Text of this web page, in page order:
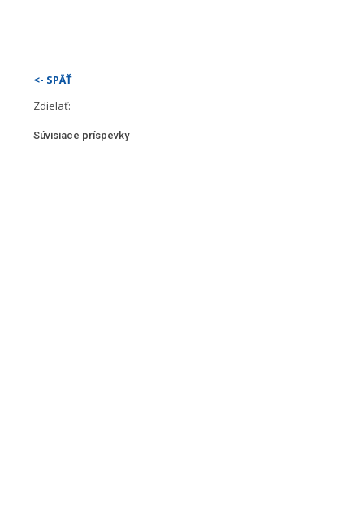
<- SPÄŤ
Zdielať:
Súvisiace príspevky